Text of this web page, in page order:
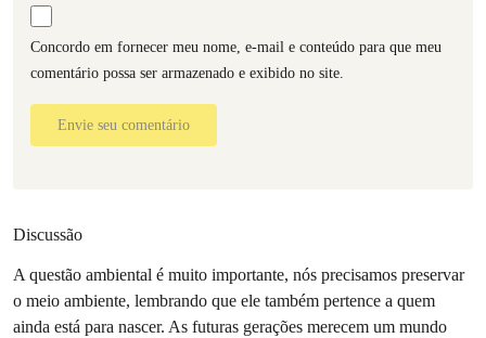
Concordo em fornecer meu nome, e-mail e conteúdo para que meu
comentário possa ser armazenado e exibido no site.
Envie seu comentário
Discussão
A questão ambiental é muito importante, nós precisamos preservar
o meio ambiente, lembrando que ele também pertence a quem
ainda está para nascer. As futuras gerações merecem um mundo